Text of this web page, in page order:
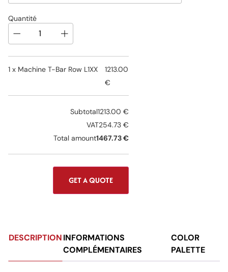
Quantité
1 x Machine T-Bar Row L1XX
1213.00
€
Subtotal1213.00 €
VAT254.73 €
Total amount1467.73 €
GET A QUOTE
DESCRIPTIONINFORMATIONS
COMPLÉMENTAIRES
COLOR
PALETTE